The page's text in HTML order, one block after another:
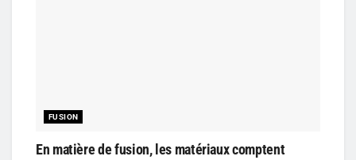
FUSION
En matière de fusion, les matériaux comptent